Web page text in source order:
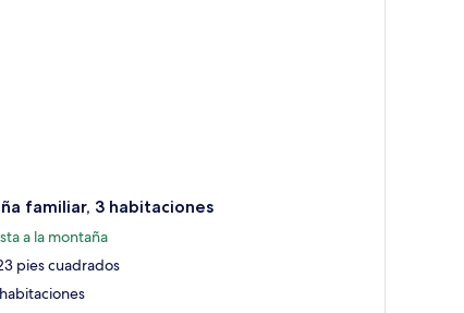
familiar, 3 habitaciones
a la montaña
pies cuadrados